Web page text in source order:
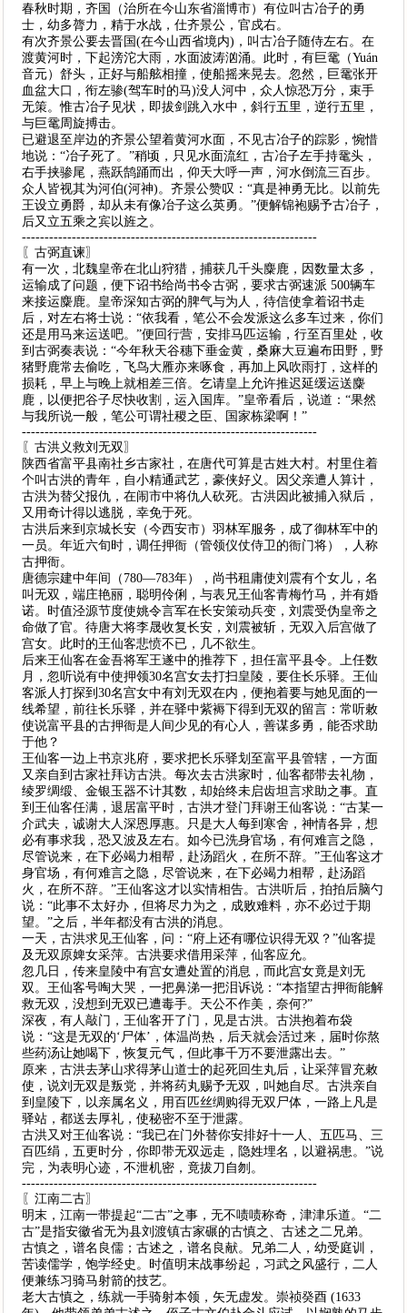
春秋时期，齐国（治所在今山东省淄博市）有位叫古冶子的勇
士，幼多膂力，精于水战，仕齐景公，官戍右。
有次齐景公要去晋国(在今山西省境内)，叫古冶子随侍左右。在
渡黄河时，下起滂沱大雨，水面波涛汹涌。此时，有巨鼋（Yuán
音元）舒头，正好与船舷相撞，使船摇来晃去。忽然，巨鼋张开
血盆大口，衔左骖(驾车时的马)没人河中，众人惊恐万分，束手
无策。惟古冶子见状，即拔剑跳入水中，斜行五里，逆行五里，
与巨鼋周旋搏击。
已避退至岸边的齐景公望着黄河水面，不见古冶子的踪影，惋惜
地说：“冶子死了。”稍顷，只见水面流红，古冶子左手持鼋头，
右手挟骖尾，燕跃鹄踊而出，仰天大呼一声，河水倒流三百步。
众人皆视其为河伯(河神)。齐景公赞叹：“真是神勇无比。以前先
王设立勇爵，却从未有像冶子这么英勇。”便解锦袍赐予古冶子，
后又立五乘之宾以旌之。
-----------------------------------------------------------------
〖古弼直谏〗
有一次，北魏皇帝在北山狩猎，捕获几千头麋鹿，因数量太多，
运输成了问题，便下诏书给尚书令古弼，要求古弼速派 500辆车
来接运麋鹿。皇帝深知古弼的脾气与为人，待信使拿着诏书走
后，对左右将士说：“依我看，笔公不会发派这么多车过来，你们
还是用马来运送吧。”便回行营，安排马匹运输，行至百里处，收
到古弼奏表说：“今年秋天谷穗下垂金黄，桑麻大豆遍布田野，野
猪野鹿常去偷吃，飞鸟大雁亦来啄食，再加上风吹雨打，这样的
损耗，早上与晚上就相差三倍。乞请皇上允许推迟延缓运送麋
鹿，以便把谷子尽快收割，运入国库。”皇帝看后，说道：“果然
与我所说一般，笔公可谓社稷之臣、国家栋梁啊！”
-----------------------------------------------------------------
〖古洪义救刘无双〗
陕西省富平县南社乡古家社，在唐代可算是古姓大村。村里住着
个叫古洪的青年，自小精通武艺，豪侠好义。因父亲遭人算计，
古洪为替父报仇，在闹市中将仇人砍死。古洪因此被捕入狱后，
又用奇计得以逃脱，幸免于死。
古洪后来到京城长安（今西安市）羽林军服务，成了御林军中的
一员。年近六旬时，调任押衙（管领仪仗侍卫的衙门将），人称
古押衙。
唐德宗建中年间（780—783年），尚书租庸使刘震有个女儿，名
叫无双，端庄艳丽，聪明伶俐，与表兄王仙客青梅竹马，并有婚
诺。时值泾源节度使姚令言军在长安策动兵变，刘震受伪皇帝之
命做了官。待唐大将李晟收复长安，刘震被斩，无双入后宫做了
宫女。此时的王仙客悲愤不已，几不欲生。
后来王仙客在金吾将军王遂中的推荐下，担任富平县令。上任数
月，忽听说有中使押领30名宫女去打扫皇陵，要住长乐驿。王仙
客派人打探到30名宫女中有刘无双在内，便抱着要与她见面的一
线希望，前往长乐驿，并在驿中紫褥下得到无双的留言：常听敕
使说富平县的古押衙是人间少见的有心人，善谋多勇，能否求助
于他？
王仙客一边上书京兆府，要求把长乐驿划至富平县管辖，一方面
又亲自到古家社拜访古洪。每次去古洪家时，仙客都带去礼物，
绫罗绸缎、金银玉器不计其数，却始终未启齿坦言求助之事。直
到王仙客任满，退居富平时，古洪才登门拜谢王仙客说：“古某一
介武夫，诚谢大人深恩厚惠。只是大人每到寒舍，神情各异，想
必有事求我，恐又波及左右。如今已洗身官场，有何难言之隐，
尽管说来，在下必竭力相帮，赴汤蹈火，在所不辞。”王仙客这才
身官场，有何难言之隐，尽管说来，在下必竭力相帮，赴汤蹈
火，在所不辞。”王仙客这才以实情相告。古洪听后，拍拍后脑勺
说：“此事不太好办，但将尽力为之，成败难料，亦不必过于期
望。”之后，半年都没有古洪的消息。
一天，古洪求见王仙客，问：“府上还有哪位识得无双？”仙客提
及无双原婢女采萍。古洪要求借用采萍，仙客应允。
忽几日，传来皇陵中有宫女遭处置的消息，而此宫女竟是刘无
双。王仙客号啕大哭，一把鼻涕一把泪诉说：“本指望古押衙能解
救无双，没想到无双已遭毒手。天公不作美，奈何?”
深夜，有人敲门，王仙客开了门，见是古洪。古洪抱着布袋
说：“这是无双的‘尸体’，体温尚热，后天就会活过来，届时你熬
些药汤让她喝下，恢复元气，但此事千万不要泄露出去。”
原来，古洪去茅山求得茅山道士的起死回生丸后，让采萍冒充敕
使，说刘无双是叛党，并将药丸赐予无双，叫她自尽。古洪亲自
到皇陵下，以亲属名义，用百匹丝绸购得无双尸体，一路上凡是
驿站，都送去厚礼，使秘密不至于泄露。
古洪又对王仙客说：“我已在门外替你安排好十一人、五匹马、三
百匹绢，五更时分，你即带无双远走，隐姓埋名，以避祸患。”说
完，为表明心迹，不泄机密，竟拔刀自刎。
-----------------------------------------------------------------
〖江南二古〗
明末，江南一带提起“二古”之事，无不啧啧称奇，津津乐道。“二
古”是指安徽省无为县刘渡镇古家碾的古慎之、古述之二兄弟。
古慎之，谱名良儒；古述之，谱名良献。兄弟二人，幼受庭训，
苦读儒学，饱学经史。时值明末战事纷起，习武之风盛行，二人
便兼练习骑马射箭的技艺。
老大古慎之，练就一手骑射本领，矢无虚发。崇祯癸酉 (1633